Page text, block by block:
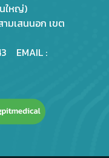
ใหญ่)
มเสนนอก เขต
EMAIL :